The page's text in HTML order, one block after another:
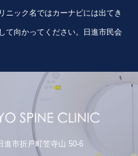
ック名ではカーナビには出てき
て向かってください。日進市民会
市折戸町笠寺山 50-6